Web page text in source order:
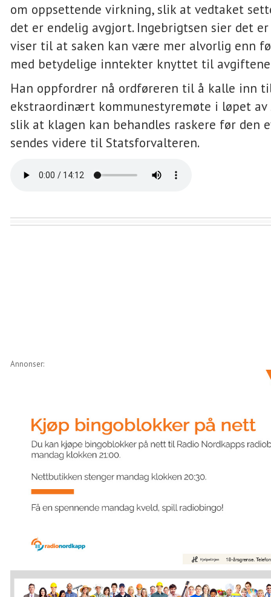
om oppsettende virkning, slik at vedtaket
det er endelig avgjort. Ingebrigtsen sier det
viser til at saken kan være mer alvorlig enn
med betydelige inntekter knyttet til
Han oppfordrer nå ordføreren til å kalle inn
ekstraordinært kommunestyremøte i løpet av
slik at klagen kan behandles raskere før den
sendes videre til Statsforvalteren.
Annonser: